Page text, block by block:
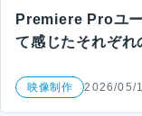
Premiere Proユ
て感じたそれぞれ
映像制作 2026/05/